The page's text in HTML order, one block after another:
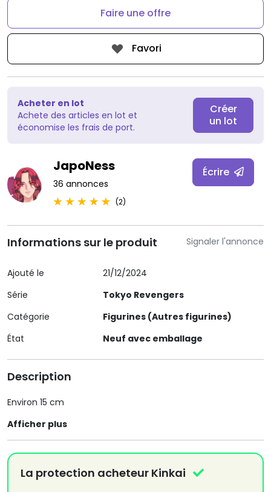
Faire une offre
Favori
Acheter en lot
Achete des articles en lot et
économise les frais de port.
Créer
un lot
JapoNess
36 annonces
(2)
Écrire
Signaler l'annonce
Informations sur le produit
Ajouté le
21/12/2024
Série
Tokyo Revengers
Catégorie
Figurines (Autres figurines)
État
Neuf avec emballage
Description
Environ 15 cm
Afficher plus
La protection acheteur Kinkai